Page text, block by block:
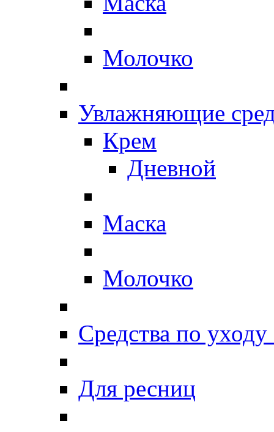
Молочко
Увлажняющие
Крем
Дневной
Маска
Молочко
Средства по уходу
Для ресниц